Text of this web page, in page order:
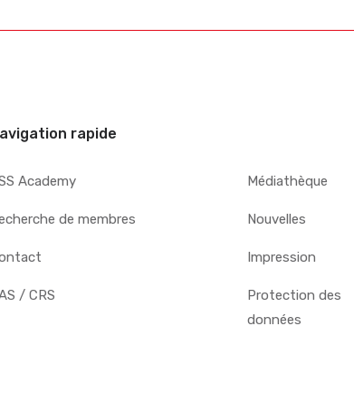
rapide
Academy
de membres
/ CRS
Médiathèque
Nouvelles
Impression
Protection des
données